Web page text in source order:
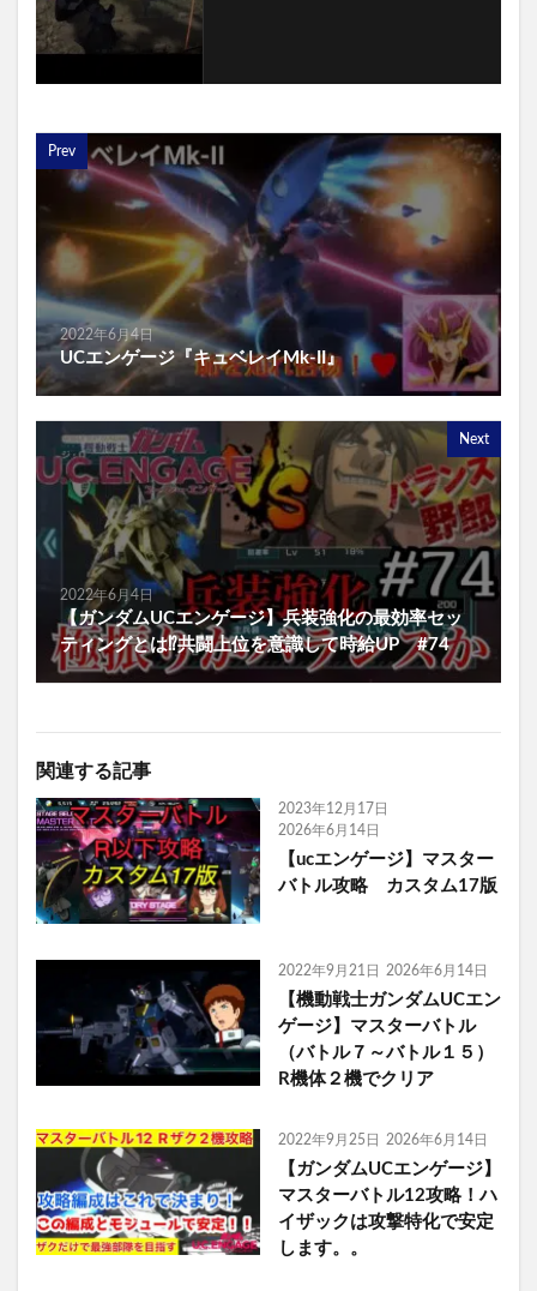
Prev
2022年6月4日
UCエンゲージ『キュベレイMk-II』
Next
2022年6月4日
【ガンダムUCエンゲージ】兵装強化の最効率セッ
ティングとは⁉️共闘上位を意識して時給UP #74
関連する記事
2023年12月17日
2026年6月14日
【ucエンゲージ】マスター
バトル攻略 カスタム17版
2022年9月21日 2026年6月14日
【機動戦士ガンダムUCエン
ゲージ】マスターバトル
（バトル７～バトル１５）
R機体２機でクリア
2022年9月25日 2026年6月14日
【ガンダムUCエンゲージ】
マスターバトル12攻略！ハ
イザックは攻撃特化で安定
します。。